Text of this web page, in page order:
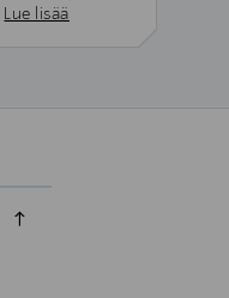
Lue lisää